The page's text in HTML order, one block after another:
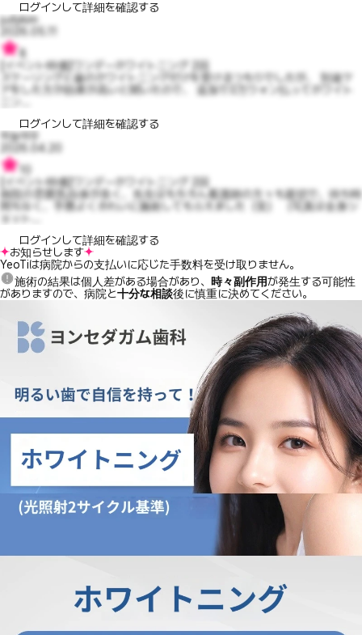
ログインして詳細を確認する
judykim
8
【イベント特価】ワンデーホワイトニング 2回
スケーリングと歯のホワイトニングだけを受けるつもりでしたが、 別途ケ
アをした方が効果が高いと聞いたので、 追加で3万ウォン払ってホワイト
ログインして詳細を確認する
하늘여우
2026.04.20
【イベント特価】ワンデーホワイトニング 2回
病院の雰囲気自体が良く、先生はもちろん看護師の方々も親切で、待ち時
間もなく、手際よくきれいに施術してもらえました（笑） （写真は全身シ
ョット...
ログインして詳細を確認する
お知らせします
YeoTiは病院からの支払いに応じた手数料を受け取りません。
施術の結果は個人差がある場合があり、 時々副作用が発生する可能性
がありますので、病院と十分な相談後に慎重に決めてください。